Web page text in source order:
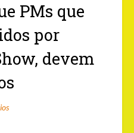
PMs que
por
devem